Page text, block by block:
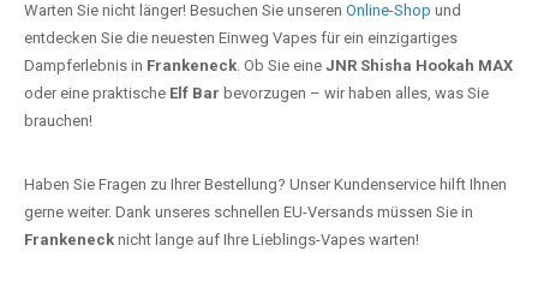
Warten Sie nicht länger! Besuchen Sie unseren Online-Shop und
entdecken Sie die neuesten Einweg Vapes für ein einzigartiges
Dampferlebnis in Frankeneck. Ob Sie eine JNR Shisha Hookah MAX
oder eine praktische Elf Bar bevorzugen – wir haben alles, was Sie
brauchen!
Haben Sie Fragen zu Ihrer Bestellung? Unser Kundenservice hilft Ihnen
gerne weiter. Dank unseres schnellen EU-Versands müssen Sie in
Frankeneck nicht lange auf Ihre Lieblings-Vapes warten!